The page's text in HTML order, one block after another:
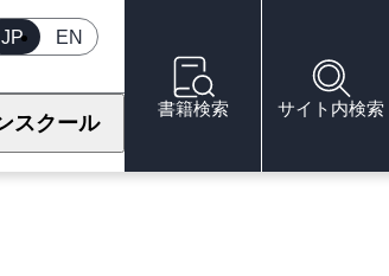
JP EN
スクール
書籍検索 サイト内検索